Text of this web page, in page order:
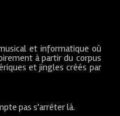
et informatique où
à partir du corpus
et jingles créés par
pas s'arrêter là.